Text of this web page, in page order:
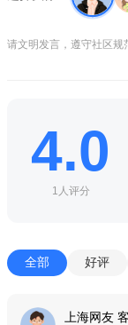
在庄园里，我
园，新加入的邻居
装饰一片专属区域
=劳动最光荣
学习、工作、体验
=轻松社交——小
请文明发言，遵守社区规
4.0
1人评分
全部 好评
上海网友